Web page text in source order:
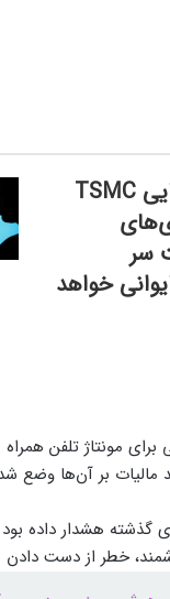
کارخانه آمریکایی TSMC
سر
خواهد
مونتاژ تلفن
گذشته هشدار داده
خطر از دست دادن